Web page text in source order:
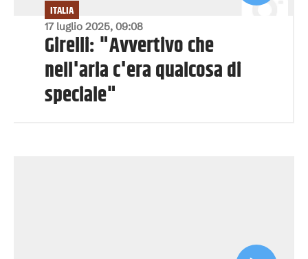
17 luglio 2025, 09:08
ITALIA
Girelli: "Avvertivo che
nell'aria c'era qualcosa di
speciale"